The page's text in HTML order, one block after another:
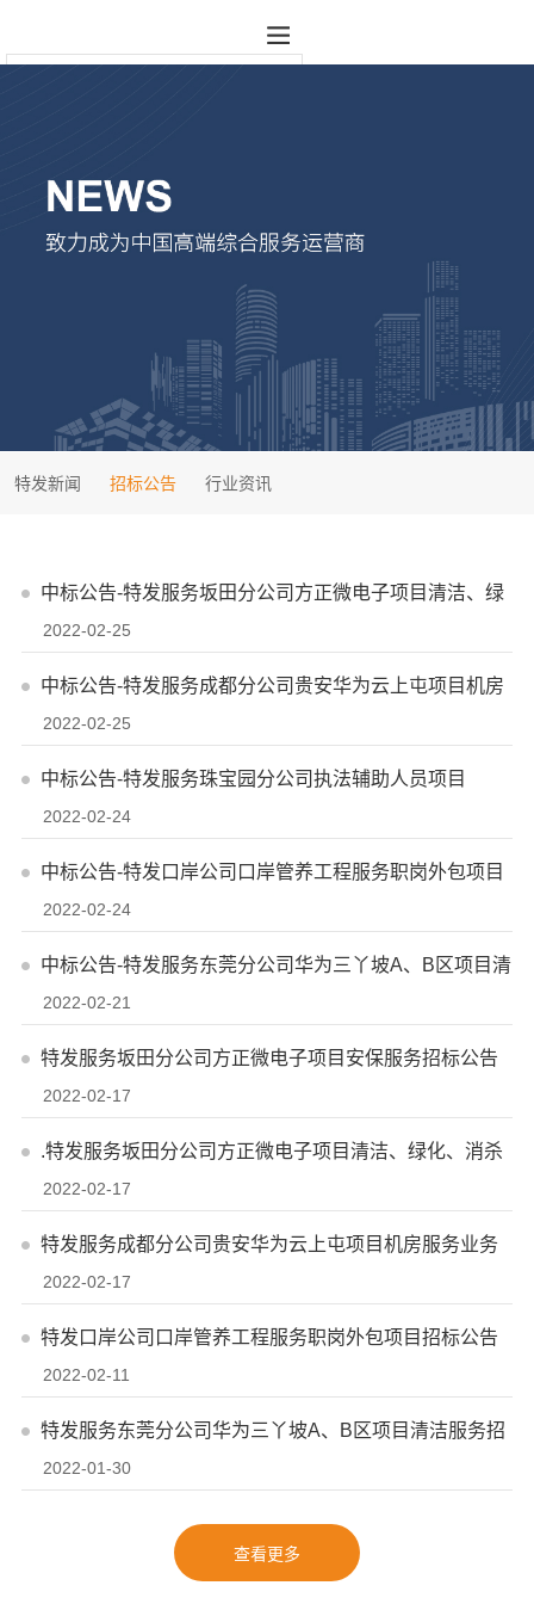
特发新闻 招标公告 行业资讯
中标公告-特发服务坂田分公司方正微电子项目清洁、绿
化、消杀服务
2022-02-25
中标公告-特发服务成都分公司贵安华为云上屯项目机房
服务业务供应商入围
2022-02-25
中标公告-特发服务珠宝园分公司执法辅助人员项目
2022-02-24
中标公告-特发口岸公司口岸管养工程服务职岗外包项目
2022-02-24
中标公告-特发服务东莞分公司华为三丫坡A、B区项目清
洁服务
2022-02-21
特发服务坂田分公司方正微电子项目安保服务招标公告
2022-02-17
.特发服务坂田分公司方正微电子项目清洁、绿化、消杀
服务招标公告
2022-02-17
特发服务成都分公司贵安华为云上屯项目机房服务业务
供应商入围招标公告
2022-02-17
特发口岸公司口岸管养工程服务职岗外包项目招标公告
2022-02-11
特发服务东莞分公司华为三丫坡A、B区项目清洁服务招
标公告
2022-01-30